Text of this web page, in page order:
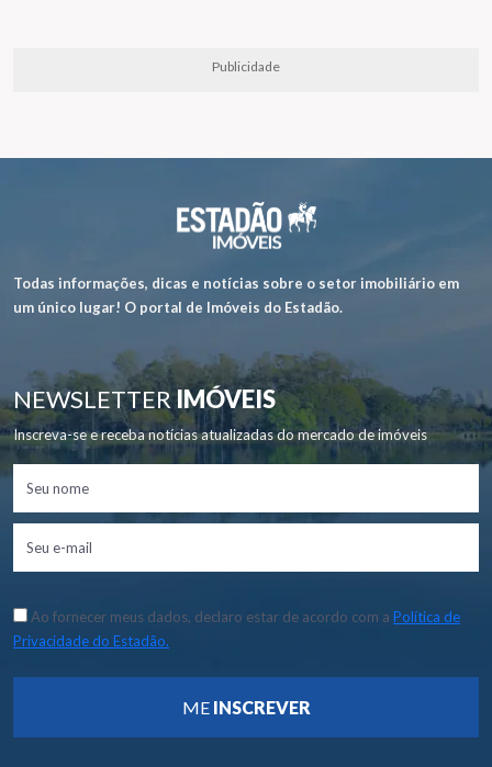
Publicidade
Todas informações, dicas e notícias sobre o setor imobiliário em
um único lugar! O portal de Imóveis do Estadão.
NEWSLETTERIMÓVEIS
Inscreva-se e receba notícias atualizadas do mercado de imóveis
Ao fornecer meus dados, declaro estar de acordo com a Política de
Privacidade do Estadão.
ME INSCREVER